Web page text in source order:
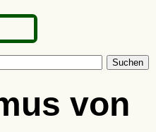
Suchen
von